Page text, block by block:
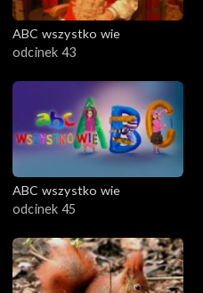
ABC wszystko wie
odcinek 43
ABC wszystko wie
odcinek 45